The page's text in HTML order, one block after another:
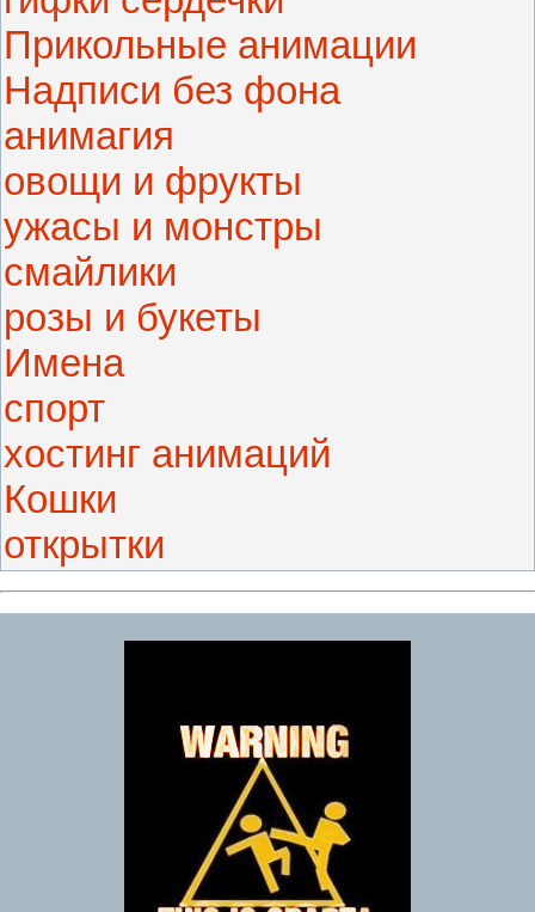
Прикольные анимации
Надписи без фона
анимагия
овощи и фрукты
ужасы и монстры
смайлики
розы и букеты
Имена
спорт
хостинг анимаций
Кошки
открытки